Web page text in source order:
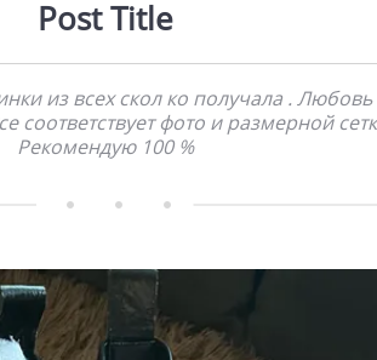
Post Title
из всех скол ко получала . Любовь
соответствует фото и размерной
Рекомендую 100 %